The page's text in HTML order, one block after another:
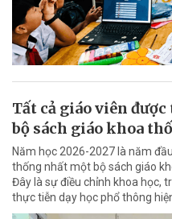
Tất cả giáo viên
bộ sách giáo khoa
Năm học 2026-2027 là năm
thống nhất một bộ sách giáo
Đây là sự điều chỉnh khoa học,
thực tiễn dạy học phổ thông